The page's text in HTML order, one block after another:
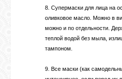
8. Супермаски для лица на
оливковое масло. Можно в
можно и по отдельности.
теплой водой без мыла,
тампоном.
9. Все маски (как